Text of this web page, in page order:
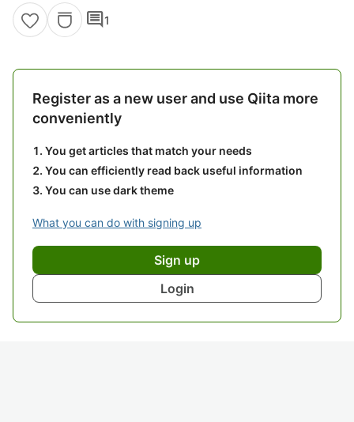
comment1
Register as a new user and use Qiita more
conveniently
You get articles that match your needs
You can efficiently read back useful information
You can use dark theme
What you can do with signing up
Sign up
Login